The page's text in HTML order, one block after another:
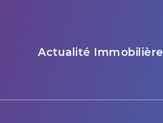
Actualité Immobilière